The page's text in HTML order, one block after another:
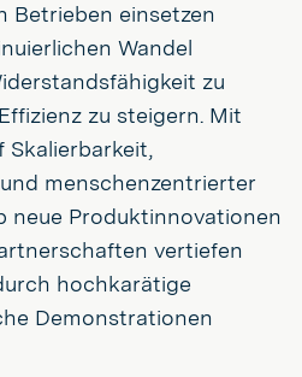
Betrieben einsetzen
Wandel
zu
zu steigern. Mit
Skalierbarkeit,
menschenzentrierter
neue Produktinnovationen
vertiefen
hochkarätige
Demonstrationen